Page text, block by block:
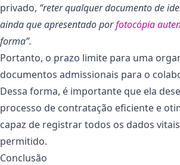
privado, “reter qualquer documento de
ainda que apresentado porfotocópia
forma”.
Portanto, o prazo limite para uma
documentos admissionais para o
Dessa forma, é importante que ela
processo de contratação eficiente e
capaz de registrar todos os dados
permitido.
Conclusão